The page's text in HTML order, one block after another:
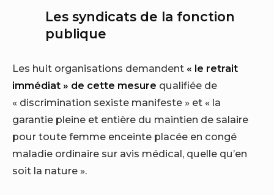
Les syndicats de la fonction
publique
Les huit organisations demandent « le retrait
immédiat » de cette mesure qualifiée de
« discrimination sexiste manifeste » et « la
garantie pleine et entière du maintien de salaire
pour toute femme enceinte placée en congé
maladie ordinaire sur avis médical, quelle qu’en
soit la nature ».